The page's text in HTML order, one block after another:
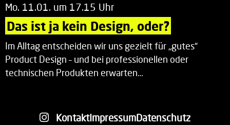
Mo. 11.01. um 17.15 Uhr
Das ist ja kein Design, oder?
Im Alltag entscheiden wir uns gezielt für „gutes“
Product Design – und bei professionellen oder
technischen Produkten erwarten…
KontaktImpressumDatenschutz